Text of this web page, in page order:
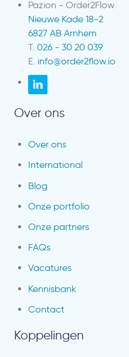
Pazion - Order2Flow
Nieuwe Kade 18-2
6827 AB Arnhem
T. 026 - 30 20 039
E. info@order2flow.io
Over ons
Over ons
International
Blog
Onze portfolio
Onze partners
FAQs
Vacatures
Kennisbank
Contact
Koppelingen